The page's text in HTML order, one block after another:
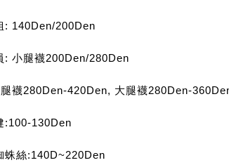
: 140Den/200Den
: 小腿襪200Den/280Den
襪280Den-420Den, 大腿襪280Den-
:100-130Den
蛛絲:140D~220Den